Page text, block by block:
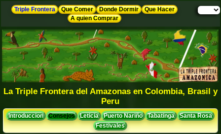
Triple Frontera Que Comer Donde Dormir
Que Hacer
A quien Comprar
La Triple Frontera del Amazonas en Colombia, Brasil y
Peru
Introduccion Consejos Leticia Puerto Nariño Tabatinga
Santa Rosa
Festivales